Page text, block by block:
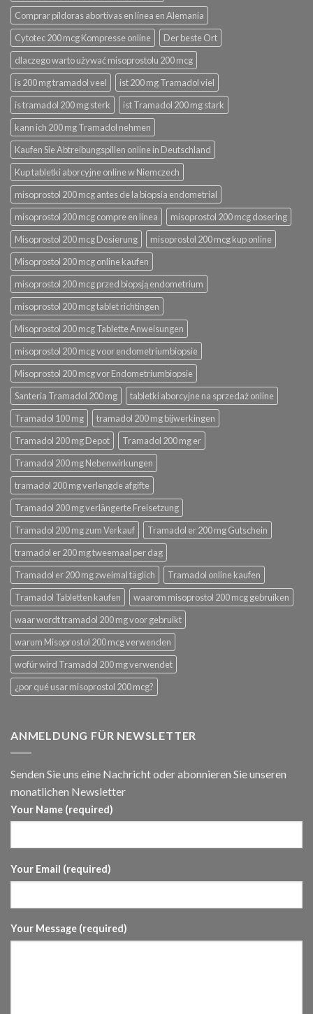
Comprar píldoras abortivas en línea en Alemania
Cytotec 200 mcg Kompresse online
Der beste Ort
dlaczego warto używać misoprostolu 200 mcg
is 200 mg tramadol veel
ist 200 mg Tramadol viel
is tramadol 200 mg sterk
ist Tramadol 200 mg stark
kann ich 200 mg Tramadol nehmen
Kaufen Sie Abtreibungspillen online in Deutschland
Kup tabletki aborcyjne online w Niemczech
misoprostol 200 mcg antes de la biopsia endometrial
misoprostol 200 mcg compre en línea
misoprostol 200 mcg dosering
Misoprostol 200 mcg Dosierung
misoprostol 200 mcg kup online
Misoprostol 200 mcg online kaufen
misoprostol 200 mcg przed biopsją endometrium
misoprostol 200 mcg tablet richtingen
Misoprostol 200 mcg Tablette Anweisungen
misoprostol 200 mcg voor endometriumbiopsie
Misoprostol 200 mcg vor Endometriumbiopsie
Santeria Tramadol 200 mg
tabletki aborcyjne na sprzedaż online
Tramadol 100 mg
tramadol 200 mg bijwerkingen
Tramadol 200 mg Depot
Tramadol 200 mg er
Tramadol 200 mg Nebenwirkungen
tramadol 200 mg verlengde afgifte
Tramadol 200 mg verlängerte Freisetzung
Tramadol 200 mg zum Verkauf
Tramadol er 200 mg Gutschein
tramadol er 200 mg tweemaal per dag
Tramadol er 200 mg zweimal täglich
Tramadol online kaufen
Tramadol Tabletten kaufen
waarom misoprostol 200 mcg gebruiken
waar wordt tramadol 200 mg voor gebruikt
warum Misoprostol 200 mcg verwenden
wofür wird Tramadol 200 mg verwendet
¿por qué usar misoprostol 200 mcg?
ANMELDUNG FÜR NEWSLETTER
Senden Sie uns eine Nachricht oder abonnieren Sie unseren
monatlichen Newsletter
Your Name (required)
Your Email (required)
Your Message (required)